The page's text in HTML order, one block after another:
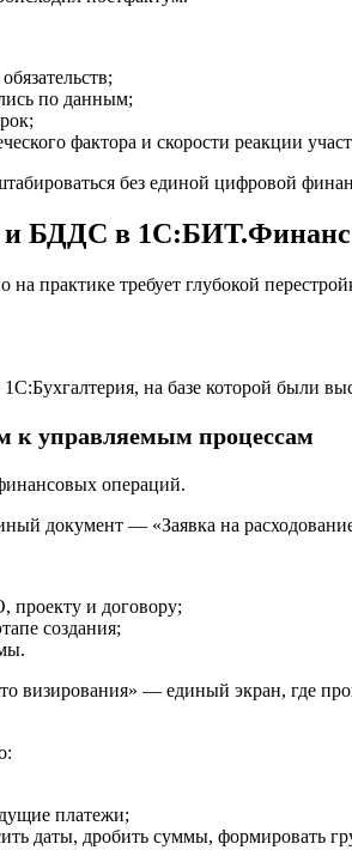
по данным;
фактора и скорости реакции
без единой цифровой
и БДДС в
на практике требует глубокой
на базе которой были
к управляемым процессам
операций.
документ — «Заявка на
проекту и договору;
создания;
визирования» — единый экран, где
платежи;
даты, дробить суммы, формировать